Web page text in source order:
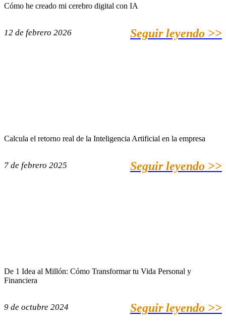
Cómo he creado mi cerebro digital con IA
12 de febrero 2026 Seguir leyendo >>
Calcula el retorno real de la Inteligencia Artificial en la empresa
7 de febrero 2025 Seguir leyendo >>
De 1 Idea al Millón: Cómo Transformar tu Vida Personal y
Financiera
9 de octubre 2024 Seguir leyendo >>